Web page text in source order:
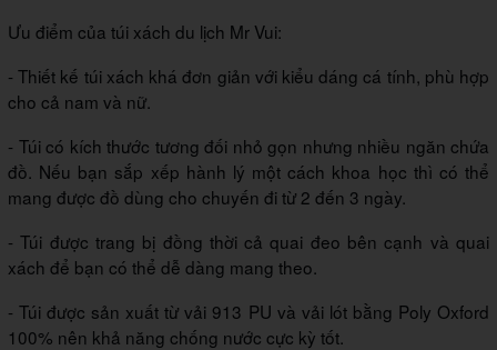
Ưu điểm của túi xách du lịch Mr Vui:
- Thiết kế túi xách khá đơn giản với kiểu dáng cá tính, phù hợp
cho cả nam và nữ.
- Túi có kích thước tương đối nhỏ gọn nhưng nhiều ngăn chứa
đồ. Nếu bạn sắp xếp hành lý một cách khoa học thì có thể
mang được đồ dùng cho chuyến đi từ 2 đến 3 ngày.
- Túi được trang bị đồng thời cả quai đeo bên cạnh và quai
xách để bạn có thể dễ dàng mang theo.
- Túi được sản xuất từ vải 913 PU và vải lót bằng Poly Oxford
100% nên khả năng chống nước cực kỳ tốt.